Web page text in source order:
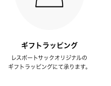
ギフトラッピング
レスポートサックオリジナルの
ギフトラッピングにて承ります。